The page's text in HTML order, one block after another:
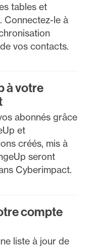
tables et
Connectez-le à
vos contacts.
à votre
abonnés grâce
et
créés, mis à
seront
Cyberimpact.
compte
liste à jour de